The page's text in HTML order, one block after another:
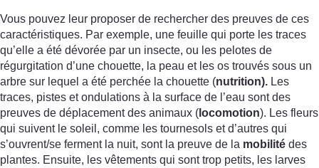
Vous pouvez leur proposer de rechercher des preuves de ces
caractéristiques. Par exemple, une feuille qui porte les traces
qu’elle a été dévorée par un insecte, ou les pelotes de
régurgitation d’une chouette, la peau et les os trouvés sous un
arbre sur lequel a été perchée la chouette (nutrition). Les
traces, pistes et ondulations à la surface de l’eau sont des
preuves de déplacement des animaux ( locomotion). Les fleurs
qui suivent le soleil, comme les tournesols et d’autres qui
s’ouvrent/se ferment la nuit, sont la preuve de la mobilité des
plantes. Ensuite, les vêtements qui sont trop petits, les larves